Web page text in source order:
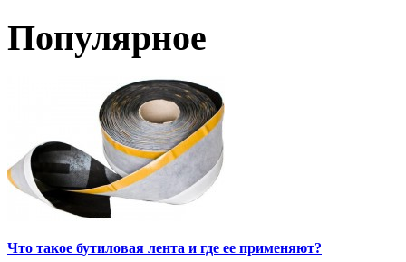
Популярное
Что такое бутиловая лента и где ее применяют?